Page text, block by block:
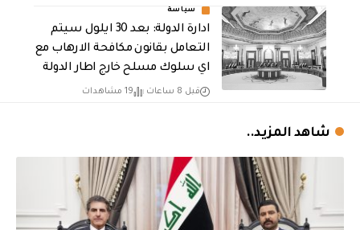
سياسة
ادارة الدولة: بعد 30 ايلول سيتم
التعامل بقانون مكافحة الارهاب مع
اي سلوك مسلح خارج اطار الدولة
قبل 8 ساعات 19 مشاهدات
شاهد المزيد..